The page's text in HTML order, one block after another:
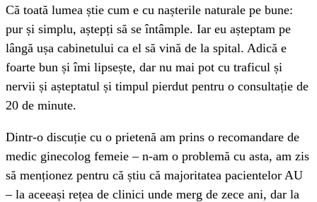
Că toată lumea știe cum e cu nașterile naturale pe bune:
pur și simplu, aștepți să se întâmple. Iar eu așteptam pe
lângă ușa cabinetului ca el să vină de la spital. Adică e
foarte bun și îmi lipsește, dar nu mai pot cu traficul și
nervii și așteptatul și timpul pierdut pentru o consultație de
20 de minute.
Dintr-o discuție cu o prietenă am prins o recomandare de
medic ginecolog femeie – n-am o problemă cu asta, am zis
să menționez pentru că știu că majoritatea pacientelor AU
– la aceeași rețea de clinici unde merg de zece ani, dar la